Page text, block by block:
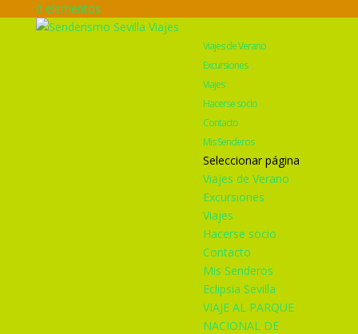
0 elementos
Viajes de Verano
Excursiones
Viajes
Hacerse socio
Contacto
Mis Senderos
Seleccionar página
Viajes de Verano
Excursiones
Viajes
Hacerse socio
Contacto
Mis Senderos
Eclipsia Sevilla
VIAJE AL PARQUE
NACIONAL DE